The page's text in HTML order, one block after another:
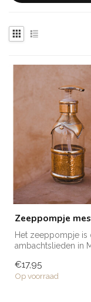
Zeeppompje
Het zeeppompje is
ambachtslieden in
Het ze...
€17,95
Op voorraad